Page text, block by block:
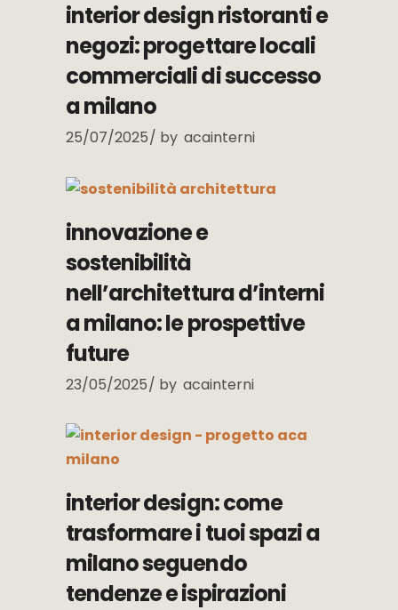
interior design ristoranti e
negozi: progettare locali
commerciali di successo
a milano
25/07/2025 by acainterni
innovazione e
sostenibilità
nell’architettura d’interni
a milano: le prospettive
future
23/05/2025 by acainterni
interior design: come
trasformare i tuoi spazi a
milano seguendo
tendenze e ispirazioni